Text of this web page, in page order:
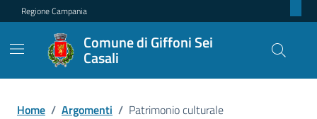
Regione Campania
Comune di Giffoni Sei
Casali
Home / Argomenti / Patrimonio culturale